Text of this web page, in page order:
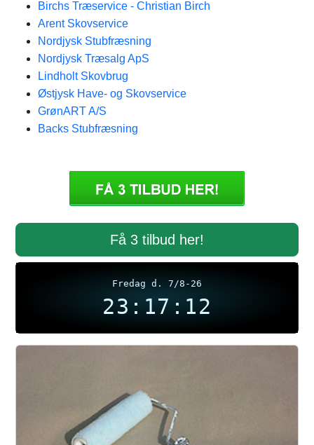
Birchs Træservice - Christian Birch
Arent Skovservice
Nordjysk Stubfræsning
Nordjysk Træsalg ApS
Lindholt Skovbrug
Østjysk Have- og Skovservice
GrønART A/S
Backs Stubfræsning
Få 3 tilbud her!
Fredag d. 7/8-26
23:17:12